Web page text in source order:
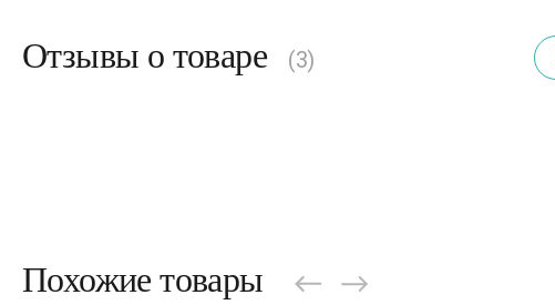
Отзывы о товаре (3)
Похожие товары